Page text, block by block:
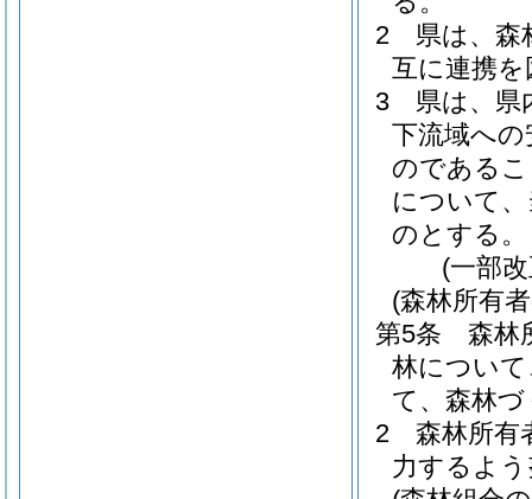
2
県は、森
互に連携
3
県は、県
下流域へ
のである
について
のとする。
(一部
(森林所有
第5条
森林
林につい
て、森林
2
森林所有
力するよ